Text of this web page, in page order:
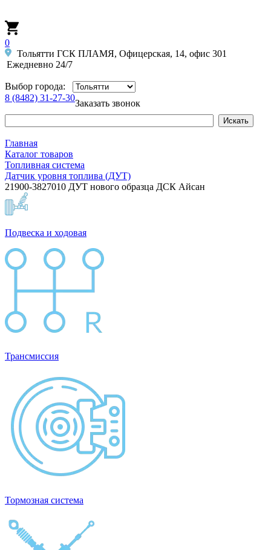
0
Тольятти ГСК ПЛАМЯ, Офицерская, 14, офис 301
Ежедневно 24/7
Выбор города:
8 (8482) 31-27-30
Заказать звонок
Главная
Каталог товаров
Топливная система
Датчик уровня топлива (ДУТ)
21900-3827010 ДУТ нового образца ДСК Айсан
Подвеска и ходовая
Трансмиссия
Тормозная система